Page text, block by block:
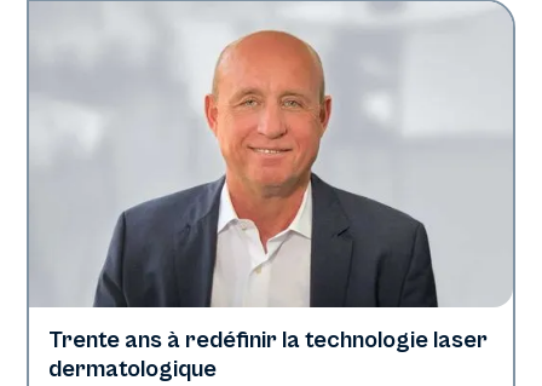
L'industrie
Trente ans à redéfinir la technologie laser
dermatologique